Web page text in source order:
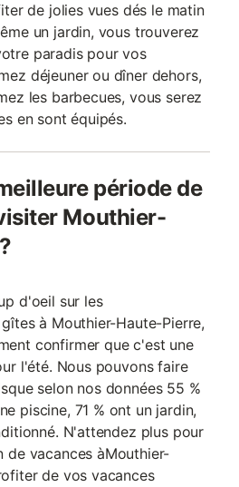
de jolies vues dés le matin
un jardin, vous trouverez
paradis pour vos
déjeuner ou dîner dehors,
les barbecues, vous serez
en sont équipés.
période de
Mouthier-
d'oeil sur les
à Mouthier-Haute-Pierre,
confirmer que c'est une
l'été. Nous pouvons faire
selon nos données 55 %
piscine, 71 % ont un jardin,
N'attendez plus pour
de vacances àMouthier-
de vos vacances